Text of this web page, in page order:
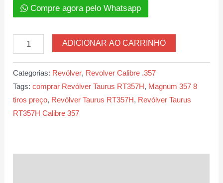
Compre agora pelo Whatsapp
Revólver
Taurus
ADICIONAR AO CARRINHO
Categorias: Revólver, Revolver Calibre .357
Tags:comprar Revólver Taurus RT357H, Magnum 357 8
tiros preço, Revólver Taurus RT357H, Revólver Taurus
RT357H Calibre 357